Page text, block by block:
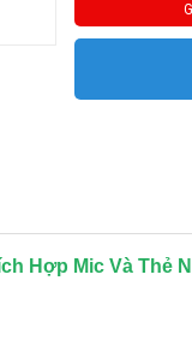
Hợp Mic Và Thẻ